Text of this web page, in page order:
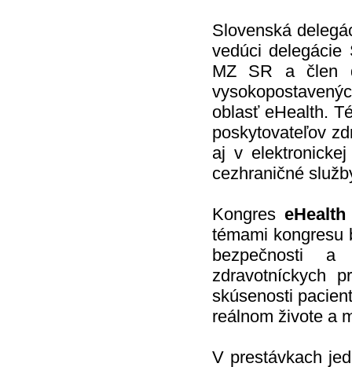
Slovenská
vedúci
MZ SR a člen
oblasť eHealth.
poskytovateľov
aj v
cezhraničné
Kongres
témami kongresu
bezpečnosti a
zdravotníckych
skúsenosti
reálnom živote a
V prestávkach